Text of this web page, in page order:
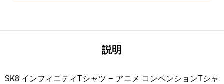
説明
SK8 インフィニティTシャツ – アニメ コンベンションTシャ